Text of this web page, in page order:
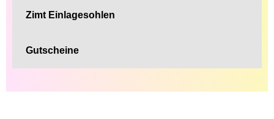
Zimt Einlagesohlen
Gutscheine